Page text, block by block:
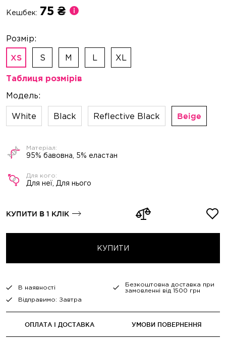
Кешбек: 75 ₴
КУПИТИ
КУПИТИ В 1 КЛІК
95% бавовна, 5% еластан
Для неї, Для нього
XS S M L XL
Таблиця розмірів
White Black Reflective Black Beige
В наявності
Безкоштовна доставка при
замовленні від 1500 грн
Відправимо: Завтра
ОПЛАТА І ДОСТАВКА УМОВИ ПОВЕРНЕННЯ